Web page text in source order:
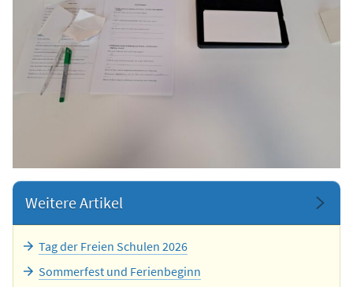
Weitere Artikel
Tag der Freien Schulen 2026
Sommerfest und Ferienbeginn